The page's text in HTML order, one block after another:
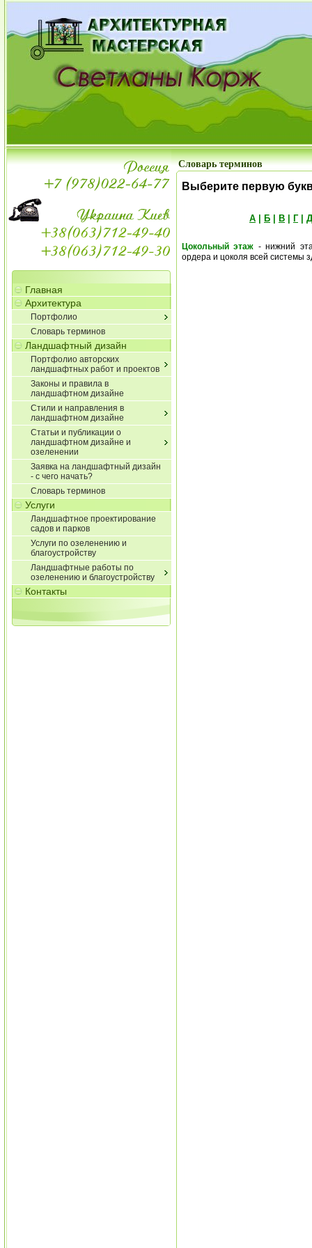
Главная
Архитектура
Портфолио
Словарь терминов
Ландшафтный дизайн
Портфолио авторских
ландшафтных работ и проектов
Законы и правила в
ландшафтном дизайне
Стили и направления в
ландшафтном дизайне
Статьи и публикации о
ландшафтном дизайне и
озеленении
Заявка на ландшафтный дизайн
- с чего начать?
Словарь терминов
Услуги
Ландшафтное проектирование
садов и парков
Услуги по озеленению и
благоустройству
Ландшафтные работы по
озеленению и благоустройству
Контакты
Словарь терминов
Выберите первую
А Б В Г| Д
Цокольный этаж - нижний
ордера и цоколя всей системы